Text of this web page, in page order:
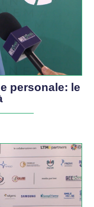
personale: le